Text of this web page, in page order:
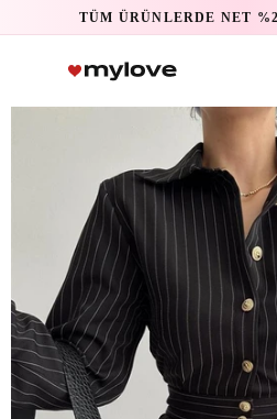
TÜM ÜRÜNLERDE NET